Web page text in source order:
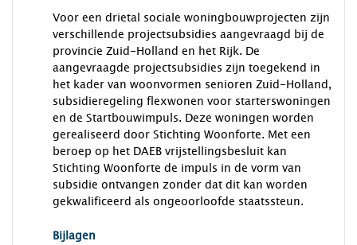
Voor een drietal sociale woningbouwprojecten zijn
verschillende projectsubsidies aangevraagd bij de
provincie Zuid-Holland en het Rijk. De
aangevraagde projectsubsidies zijn toegekend in
het kader van woonvormen senioren Zuid-Holland,
subsidieregeling flexwonen voor starterswoningen
en de Startbouwimpuls. Deze woningen worden
gerealiseerd door Stichting Woonforte. Met een
beroep op het DAEB vrijstellingsbesluit kan
Stichting Woonforte de impuls in de vorm van
subsidie ontvangen zonder dat dit kan worden
gekwalificeerd als ongeoorloofde staatssteun.
Bijlagen